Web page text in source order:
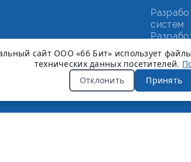
сайт ООО «66 Бит» использует
технических данных посетителей.
Отклонить
Принять
систем